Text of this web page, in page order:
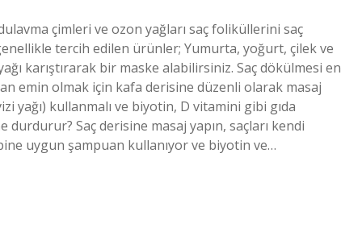
çimleri ve ozon yağları saç foliküllerini saç
tercih edilen ürünler; Yumurta, yoğurt, çilek ve
karıştırarak bir maske alabilirsiniz. Saç dökülmesi en
emin olmak için kafa derisine düzenli olarak masaj
yağı) kullanmalı ve biyotin, D vitamini gibi gıda
Saç derisine masaj yapın, saçları kendi
uygun şampuan kullanıyor ve biyotin ve…